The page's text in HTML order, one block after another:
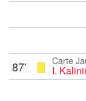
Carte
I.
87'